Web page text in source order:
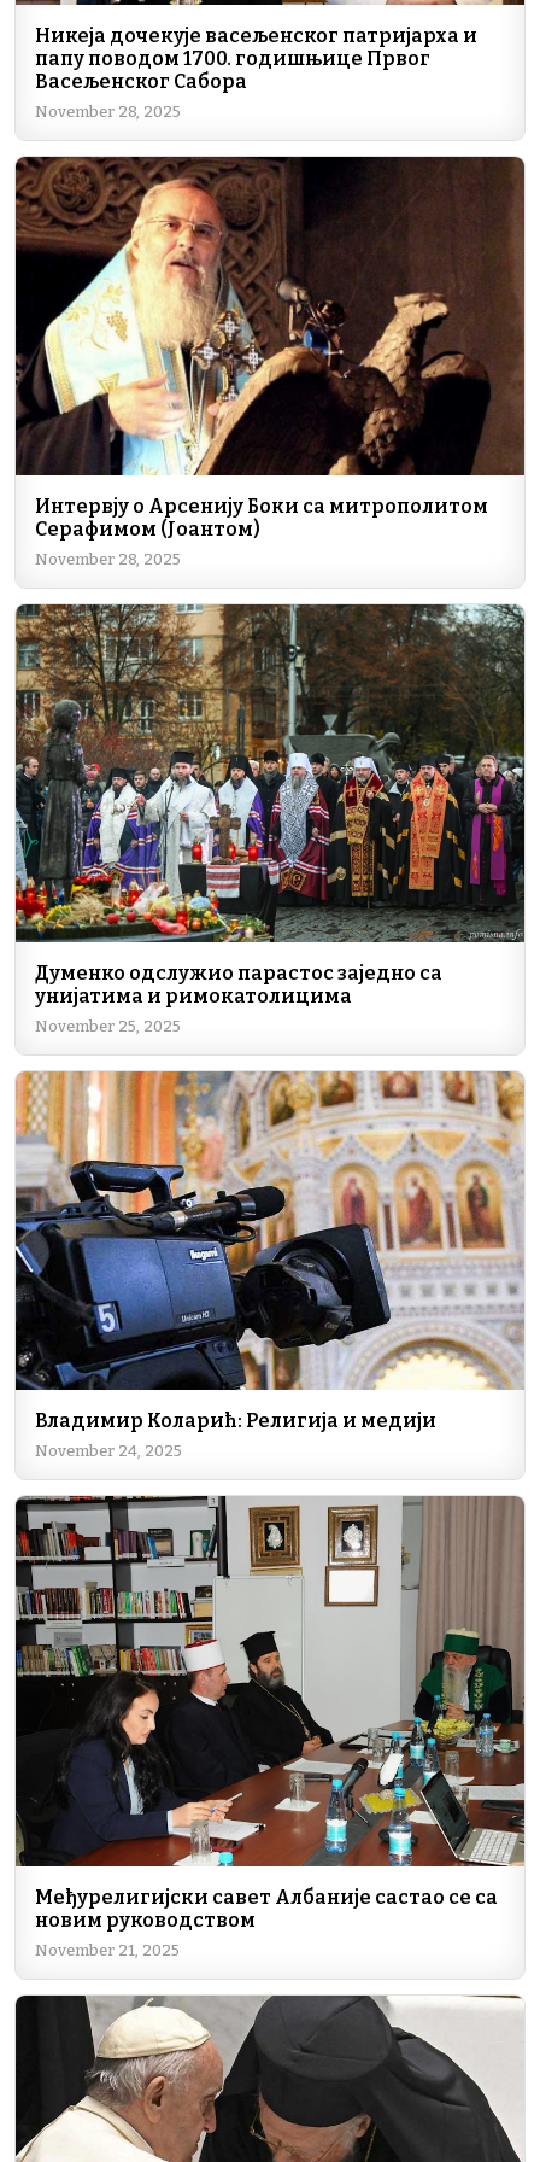
Никеја дочекује васељенског патријарха и
папу поводом 1700. годишњице Првог
Васељенског Сабора
November 28, 2025
Интервју о Арсенију Боки са митрополитом
Серафимом (Јоантом)
November 28, 2025
Думенко одслужио парастос заједно са
унијатима и римокатолицима
November 25, 2025
Владимир Коларић: Религија и медији
November 24, 2025
Међурелигијски савет Албаније састао се са
новим руководством
November 21, 2025